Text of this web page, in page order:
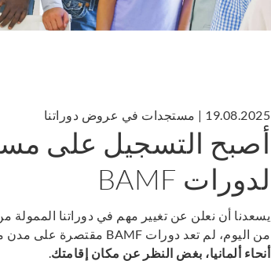
19.08.2025
| مستجدات في عروض دوراتنا
أصبح التسجيل على
لدورات BAMF
يسعدنا أن نعلن عن تغيير مهم في دوراتنا الممولة
من اليوم، لم تعد دورات
مقتصرة على مدن
أنحاء ألمانيا، بغض النظر عن مكان إقامتك